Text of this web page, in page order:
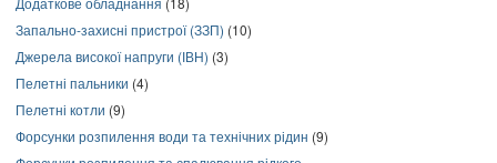
Запально-захисні пристрої (ЗЗП) (10)
Джерела високої напруги (ІВН) (3)
Пелетні пальники (4)
Пелетні котли (9)
Форсунки розпилення води та технічних рідин (9)